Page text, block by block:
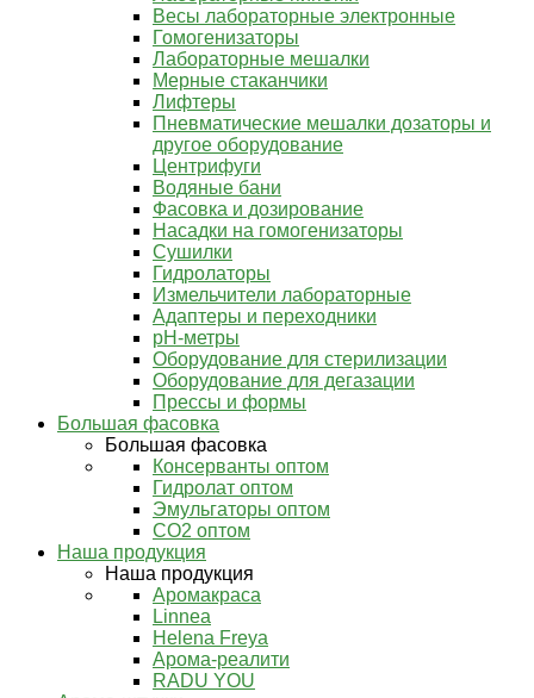
Весы лабораторные электронные
Гомогенизаторы
Лабораторные мешалки
Мерные стаканчики
Лифтеры
Пневматические мешалки дозаторы и
другое оборудование
Центрифуги
Водяные бани
Фасовка и дозирование
Насадки на гомогенизаторы
Сушилки
Гидролаторы
Измельчители лабораторные
Адаптеры и переходники
pH-метры
Оборудование для стерилизации
Оборудование для дегазации
Прессы и формы
Большая фасовка
Большая фасовка
Консерванты оптом
Гидролат оптом
Эмульгаторы оптом
СО2 оптом
Наша продукция
Наша продукция
Аромакраса
Linnea
Helena Freya
Арома-реалити
RADU YOU